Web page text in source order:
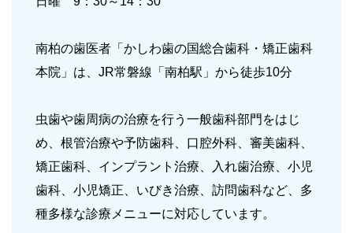
南柏の歯医者「かしわ歯の国総合歯科・矯正歯科
本院」は、JR常磐線「南柏駅」から徒歩10分
虫歯や歯周病の治療を行う一般歯科部門をはじ
め、根管治療や予防歯科、口腔外科、審美歯科、
矯正歯科、インプラント治療、入れ歯治療、小児
歯科、小児矯正、いびき治療、訪問歯科など、多
種多様な診療メニューに対応しています。